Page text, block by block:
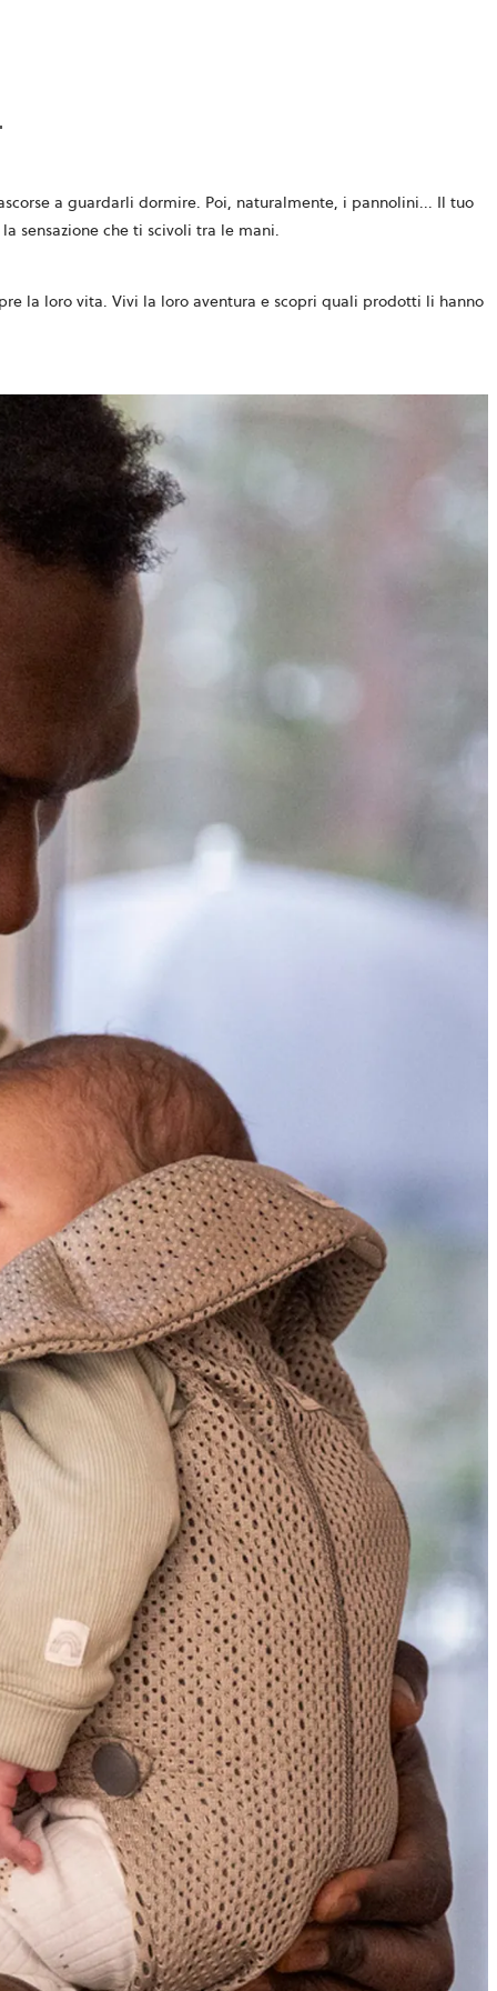
a guardarli dormire. Poi, naturalmente, i pannolini... Il tuo
sensazione che ti scivoli tra le mani.
la loro vita. Vivi la loro aventura e scopri quali prodotti li hanno